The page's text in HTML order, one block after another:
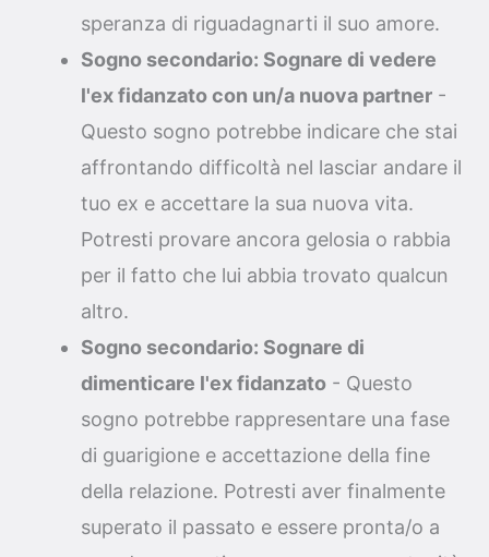
speranza di riguadagnarti il suo amore.
Sogno secondario: Sognare di vedere
l'ex fidanzato con un/a nuova partner -
Questo sogno potrebbe indicare che stai
affrontando difficoltà nel lasciar andare il
tuo ex e accettare la sua nuova vita.
Potresti provare ancora gelosia o rabbia
per il fatto che lui abbia trovato qualcun
altro.
Sogno secondario: Sognare di
dimenticare l'ex fidanzato - Questo
sogno potrebbe rappresentare una fase
di guarigione e accettazione della fine
della relazione. Potresti aver finalmente
superato il passato e essere pronta/o a